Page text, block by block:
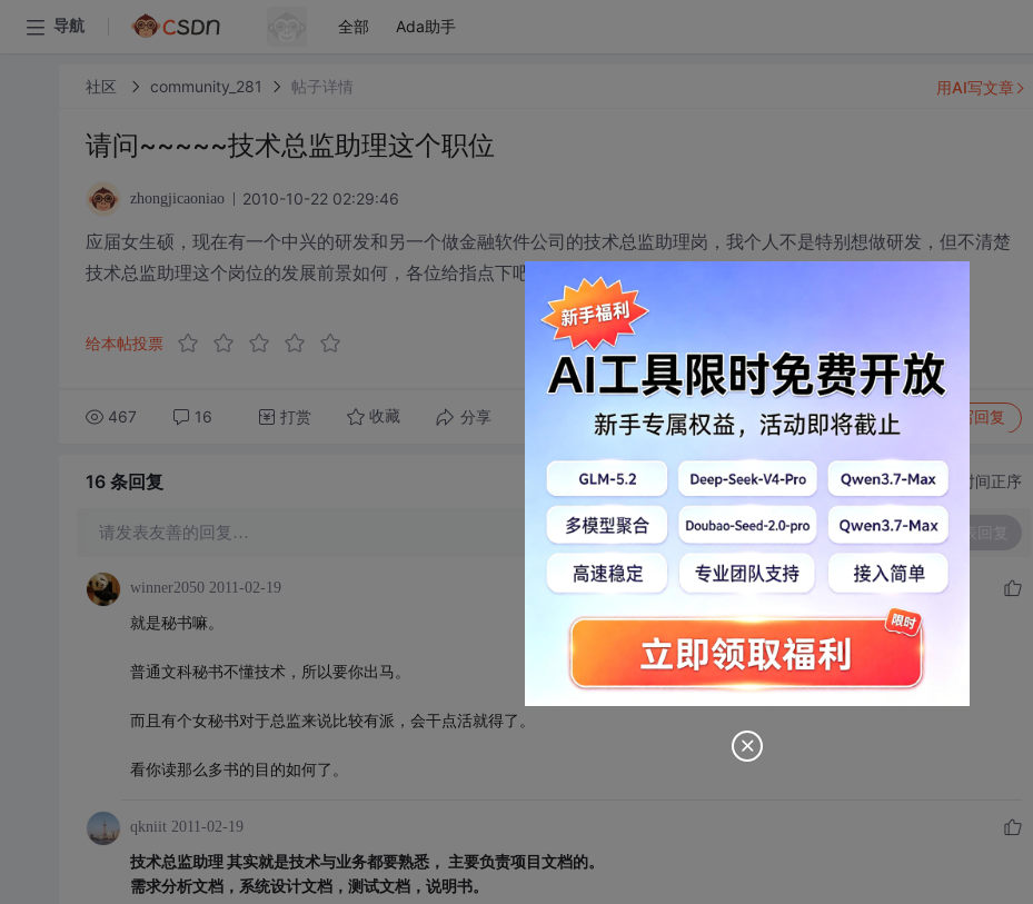
导航 全部 Ada助手
社区 community_281 帖子详情
请问~~~~~技术总监助理这个职位
zhongjicaoniao 2010-10-22 02:29:46
应届女生硕，现在有一个中兴的研发和另一个做金融软件公司的技术总监助理岗，我个人不是特别想做研发，但不清楚
技术总监助理这个岗位的发展前景如何，各位给指点下吧，谢谢啦！
给本帖投票
467 16 打赏 收藏 分享 转发到动态 举报 写回复
用AI写文章
16 条回复 切换为时间正序
请发表友善的回复… 发表回复
winner2050 2011-02-19
就是秘书嘛。
普通文科秘书不懂技术，所以要你出马。
而且有个女秘书对于总监来说比较有派，会干点活就得了。
看你读那么多书的目的如何了。
qkniit 2011-02-19
技术总监助理 其实就是技术与业务都要熟悉， 主要负责项目文档的。
需求分析文档，系统设计文档，测试文档，说明书。